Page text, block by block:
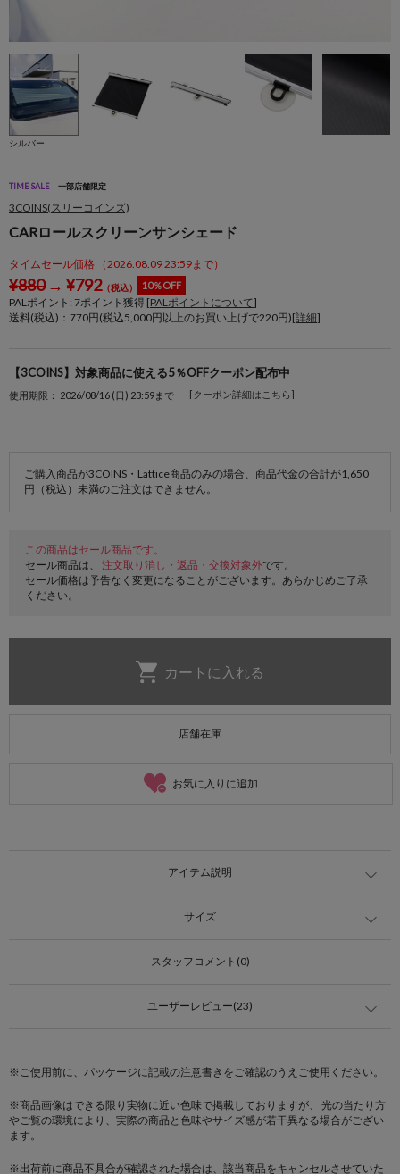
シルバー
TIME SALE 一部店舗限定
3COINS(スリーコインズ)
CARロールスクリーンサンシェード
タイムセール価格 （2026.08.09 23:59まで）
¥880→ ¥792（税込） 10％OFF
PALポイント: 7ポイント獲得 [PALポイントについて]
送料(税込)：770円(税込5,000円以上のお買い上げで220円)[詳細]
【3COINS】対象商品に使える5％OFFクーポン配布中
使用期限： 2026/08/16 (日) 23:59まで [クーポン詳細はこちら]
ご購入商品が3COINS・Lattice商品のみの場合、商品代金の合計が1,650
円（税込）未満のご注文はできません。
この商品はセール商品です。
セール商品は、 注文取り消し・返品・交換対象外です。
セール価格は予告なく変更になることがございます。あらかじめご了承
ください。
店舗在庫
お気に入りに追加
アイテム説明
サイズ
スタッフコメント(0)
ユーザーレビュー(23)
※ご使用前に、パッケージに記載の注意書きをご確認のうえご使用ください。
※商品画像はできる限り実物に近い色味で掲載しておりますが、 光の当たり方
やご覧の環境により、実際の商品と色味やサイズ感が若干異なる場合がござい
ます。
※出荷前に商品不具合が確認された場合は、該当商品をキャンセルさせていた